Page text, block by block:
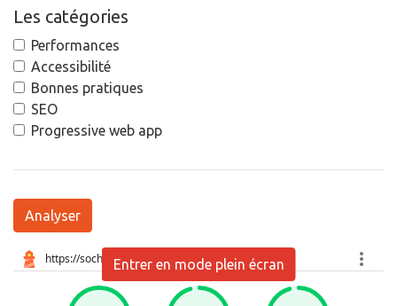
Les catégories
Performances
Accessibilité
Bonnes pratiques
SEO
Progressive web app
Analyser
Entrer en mode plein écran